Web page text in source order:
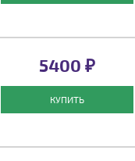
5400 ₽
КУПИТЬ